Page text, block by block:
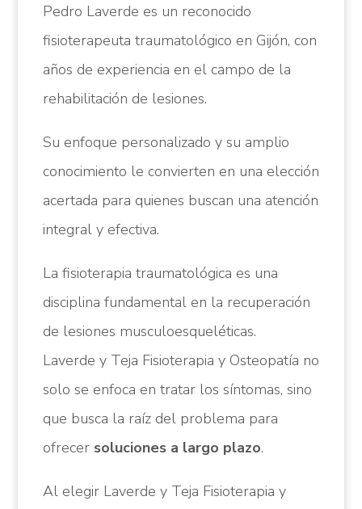
Pedro Laverde es un reconocido
fisioterapeuta traumatológico en Gijón, con
años de experiencia en el campo de la
rehabilitación de lesiones.
Su enfoque personalizado y su amplio
conocimiento le convierten en una elección
acertada para quienes buscan una atención
integral y efectiva.
La fisioterapia traumatológica es una
disciplina fundamental en la recuperación
de lesiones musculoesqueléticas.
Laverde y Teja Fisioterapia y Osteopatía no
solo se enfoca en tratar los síntomas, sino
que busca la raíz del problema para
ofrecersoluciones a largo plazo.
Al elegir Laverde y Teja Fisioterapia y